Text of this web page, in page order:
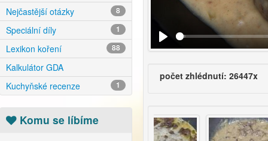
Nejčastější otázky 8
Speciální díly 1
Lexikon koření 88
Kalkulátor GDA
Kuchyňské recenze
1
Komu se líbíme
počet zhlédnutí: 26447x